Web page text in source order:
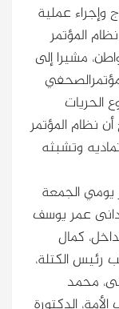
وإجراء عملية
المؤتمر
مشيرا إلى
الحريات
نظام المؤتمر
وتشبثه
يومي الجمعة
عمر يوسف
كمال
رئيس الكتلة،
محمد